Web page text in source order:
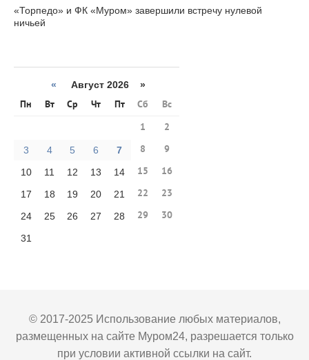
«Торпедо» и ФК «Муром» завершили встречу нулевой
ничьей
« Август 2026 »
Пн Вт Ср Чт Пт Сб
Вс
1
2
3 4 5 6 7 8 9
10 11 12 13 14 15 16
17 18 19 20 21 22 23
24 25 26 27 28 29 30
31
© 2017-2025 Использование любых материалов,
размещенных на сайте Муром24, разрешается только
при условии активной ссылки на сайт.